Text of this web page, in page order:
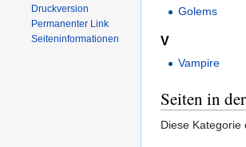
Golems
V
Vampire
Seiten in
Diese Kategorie
Druckversion
Permanenter Link
Seiten­informationen